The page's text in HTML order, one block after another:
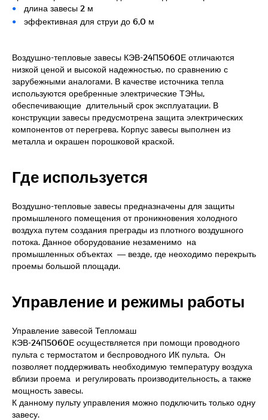
длина завесы 2 м
эффективная для струи до 6,0 м
Воздушно-тепловые завесы КЭВ-24П5060Е отличаются
низкой ценой и высокой надежностью, по сравнению с
зарубежными аналогами. В качестве источника тепла
используются оребренные электрические ТЭНы,
обеспечивающие длительный срок эксплуатации. В
конструкции завесы предусмотрена защита электрических
компонентов от перегрева. Корпус завесы выполнен из
металла и окрашен порошковой краской.
Где используется
Воздушно-тепловые завесы предназначены для защиты
промышленого помещения от проникновения холодного
воздуха путем создания преграды из плотного воздушного
потока. Данное оборудование незаменимо на
промышленных объектах — везде, где неоходимо перекрыть
проемы большой площади.
Управление и режимы работы
Управление завесой Тепломаш
КЭВ-24П5060Е осуществляется при помощи проводного
пульта с термостатом и беспроводного ИК пульта. Он
позволяет поддерживать необходимую температуру воздуха
вблизи проема и регулировать производительность, а также
мощность завесы.
К данному пульту управления можно подключить только одну
завесу.